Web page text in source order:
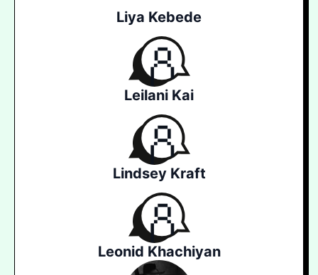
Liya Kebede
Leilani Kai
Lindsey Kraft
Leonid Khachiyan